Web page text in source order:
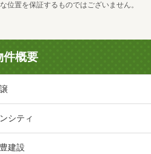
位置を保証するものではございません。
件概要
シティ
建設